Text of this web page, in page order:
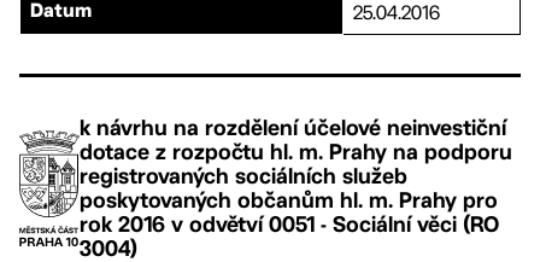
Datum 25.04.2016
k návrhu na rozdělení účelové neinvestiční
dotace z rozpočtu hl. m. Prahy na podporu
registrovaných sociálních služeb
poskytovaných občanům hl. m. Prahy pro
rok 2016 v odvětví 0051 - Sociální věci (RO
3004)